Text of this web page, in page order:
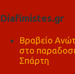
Diafimistes.gr
Βραβείο
στο
Σπάρτη